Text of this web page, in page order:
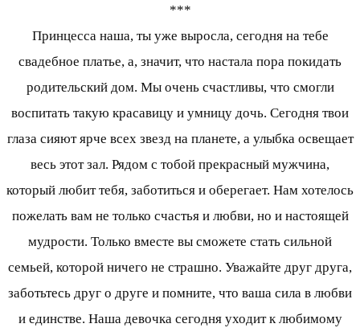
***
Принцесса наша, ты уже выросла, сегодня на тебе
свадебное платье, а, значит, что настала пора покидать
родительский дом. Мы очень счастливы, что смогли
воспитать такую красавицу и умницу дочь. Сегодня твои
глаза сияют ярче всех звезд на планете, а улыбка освещает
весь этот зал. Рядом с тобой прекрасный мужчина,
который любит тебя, заботиться и оберегает. Нам хотелось
пожелать вам не только счастья и любви, но и настоящей
мудрости. Только вместе вы сможете стать сильной
семьей, которой ничего не страшно. Уважайте друг друга,
заботьтесь друг о друге и помните, что ваша сила в любви
и единстве. Наша девочка сегодня уходит к любимому